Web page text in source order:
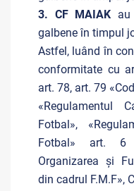
3. CF MAIAK
galbene în timpul
Astfel, luând în
conformitate cu
art. 78, art. 79
«Regulamentul
Fotbal»,
Fotbal» art. 6
Organizarea și
din cadrul F.M.F»,